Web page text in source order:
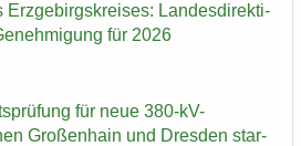
Erz­ge­birgs­krei­ses: Lan­des­di­rek­ti­
für 2026
für neue 380-​kV-
Gro­ßen­hain und Dres­den star­